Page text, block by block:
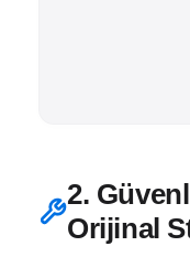
2.
Orijinal